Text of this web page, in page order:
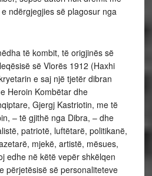
ndërgjegjies së plagosur nga
të kombit, të origjinës së
së Vlorës 1912 (Haxhi
e saj një tjetër dibran
Heroin Kombëtar dhe
Gjergj Kastriotin, me të
– të gjithë nga Dibra, – dhe
patriotë, luftëtarë, politikanë,
mjekë, artistë, mësues,
edhe në këtë vepër shkëlqen
përjetësisë së personaliteteve